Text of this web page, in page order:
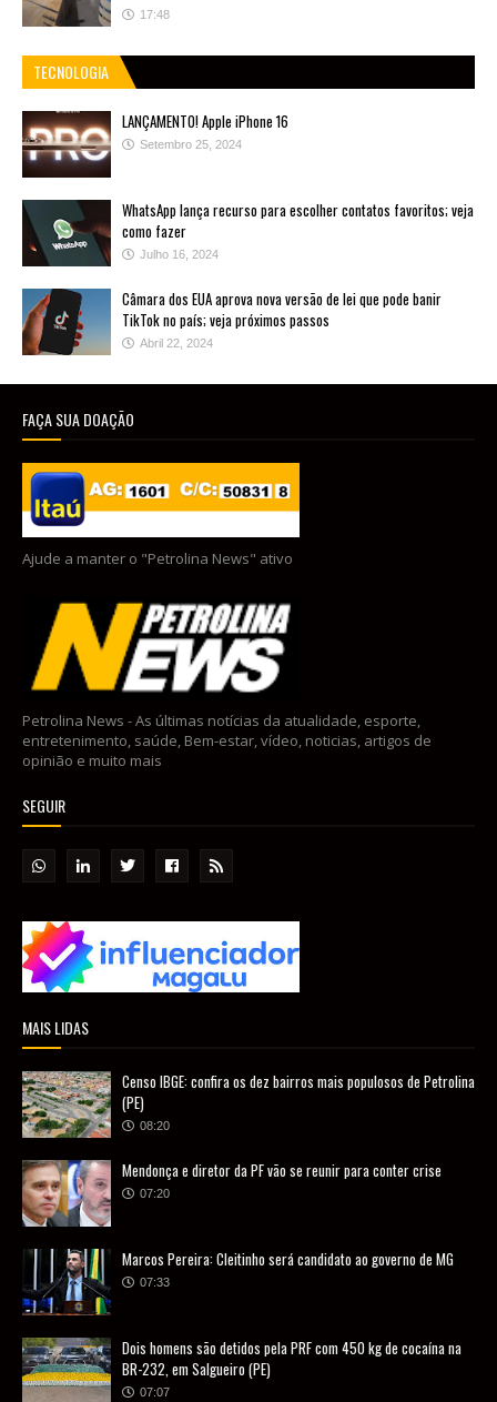
17:48
TECNOLOGIA
LANÇAMENTO! Apple iPhone 16
Setembro 25, 2024
WhatsApp lança recurso para escolher contatos favoritos; veja
como fazer
Julho 16, 2024
Câmara dos EUA aprova nova versão de lei que pode banir
TikTok no país; veja próximos passos
Abril 22, 2024
FAÇA SUA DOAÇÃO
Ajude a manter o "Petrolina News" ativo
Petrolina News - As últimas notícias da atualidade, esporte,
entretenimento, saúde, Bem-estar, vídeo, noticias, artigos de
opinião e muito mais
SEGUIR
MAIS LIDAS
Censo IBGE: confira os dez bairros mais populosos de Petrolina
(PE)
08:20
Mendonça e diretor da PF vão se reunir para conter crise
07:20
Marcos Pereira: Cleitinho será candidato ao governo de MG
07:33
Dois homens são detidos pela PRF com 450 kg de cocaína na
BR-232, em Salgueiro (PE)
07:07